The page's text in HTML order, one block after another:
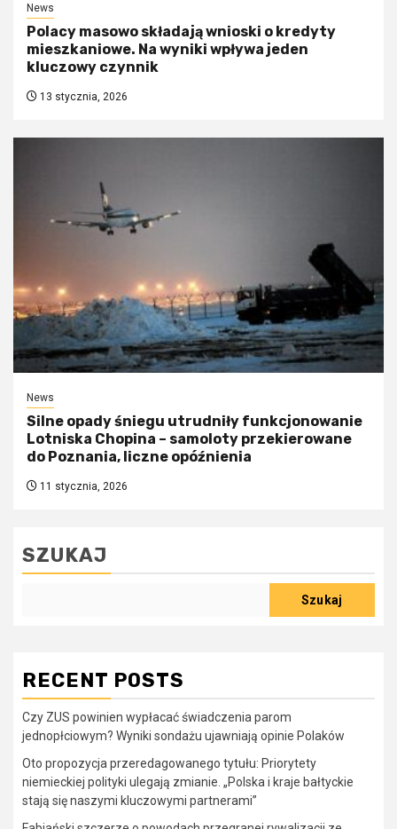
News
Polacy masowo składają wnioski o kredyty
mieszkaniowe. Na wyniki wpływa jeden
kluczowy czynnik
13 stycznia, 2026
News
Silne opady śniegu utrudniły funkcjonowanie
Lotniska Chopina – samoloty przekierowane
do Poznania, liczne opóźnienia
11 stycznia, 2026
SZUKAJ
Szukaj
RECENT POSTS
Czy ZUS powinien wypłacać świadczenia parom
jednopłciowym? Wyniki sondażu ujawniają opinie Polaków
Oto propozycja przeredagowanego tytułu: Priorytety
niemieckiej polityki ulegają zmianie. „Polska i kraje bałtyckie
stają się naszymi kluczowymi partnerami”